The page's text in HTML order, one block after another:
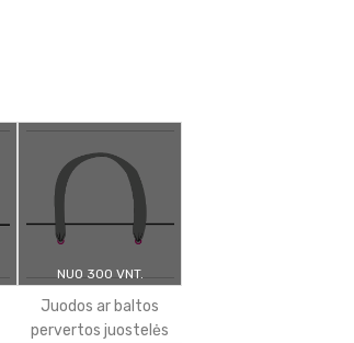
NUO 300 VNT.
Juodos ar baltos
pervertos juostelės